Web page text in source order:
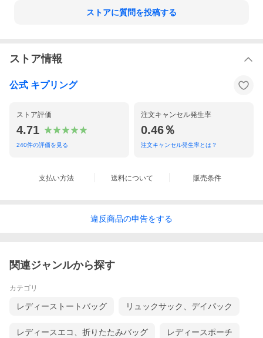
ストアに質問を投稿する
ストア情報
公式 キプリング
ストア評価
4.71
240件の評価を見る
注文キャンセル発生率
0.46％
注文キャンセル発生率とは？
支払い方法 送料について 販売条件
違反商品の申告をする
関連ジャンルから探す
カテゴリ
レディーストートバッグ リュックサック、デイパック
レディースエコ、折りたたみバッグ レディースポーチ